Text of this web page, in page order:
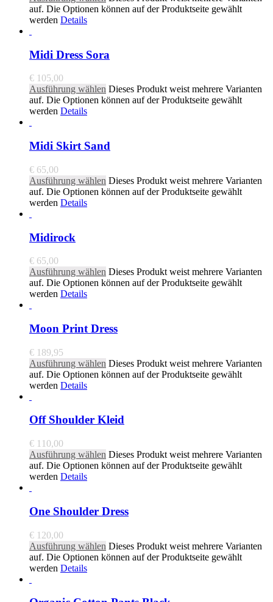
auf. Die Optionen können auf der Produktseite gewählt
werden Details
Midi Dress Sora
€ 105,00
Ausführung wählen Dieses Produkt weist mehrere Varianten
auf. Die Optionen können auf der Produktseite gewählt
werden Details
Midi Skirt Sand
€ 65,00
Ausführung wählen Dieses Produkt weist mehrere Varianten
auf. Die Optionen können auf der Produktseite gewählt
werden Details
Midirock
€ 65,00
Ausführung wählen Dieses Produkt weist mehrere Varianten
auf. Die Optionen können auf der Produktseite gewählt
werden Details
Moon Print Dress
€ 189,95
Ausführung wählen Dieses Produkt weist mehrere Varianten
auf. Die Optionen können auf der Produktseite gewählt
werden Details
Off Shoulder Kleid
€ 110,00
Ausführung wählen Dieses Produkt weist mehrere Varianten
auf. Die Optionen können auf der Produktseite gewählt
werden Details
One Shoulder Dress
€ 120,00
Ausführung wählen Dieses Produkt weist mehrere Varianten
auf. Die Optionen können auf der Produktseite gewählt
werden Details